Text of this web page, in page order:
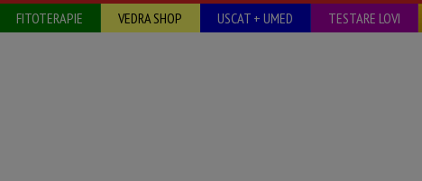
FITOTERAPIE VEDRA SHOP USCAT + UMED TESTARE LOVI